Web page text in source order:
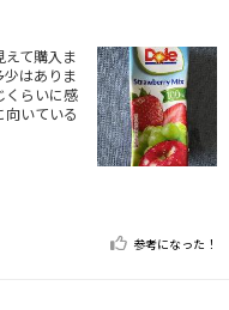
て購入ま
少はありま
くらいに感
向いている
参考になった！